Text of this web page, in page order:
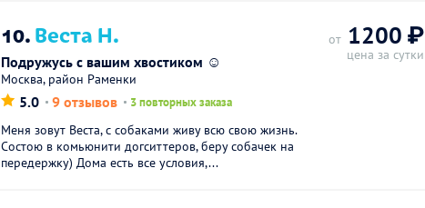
10.Веста Н.
Подружусь с вашим хвостиком ☺️
Москва, район Раменки
5.0 9 отзывов 3 повторных заказа
Меня зовут Веста, с собаками живу всю свою жизнь.
Состою в комьюнити догситтеров, беру собачек на
передержку) Дома есть все условия,...
от 1200 ₽
цена за сутки